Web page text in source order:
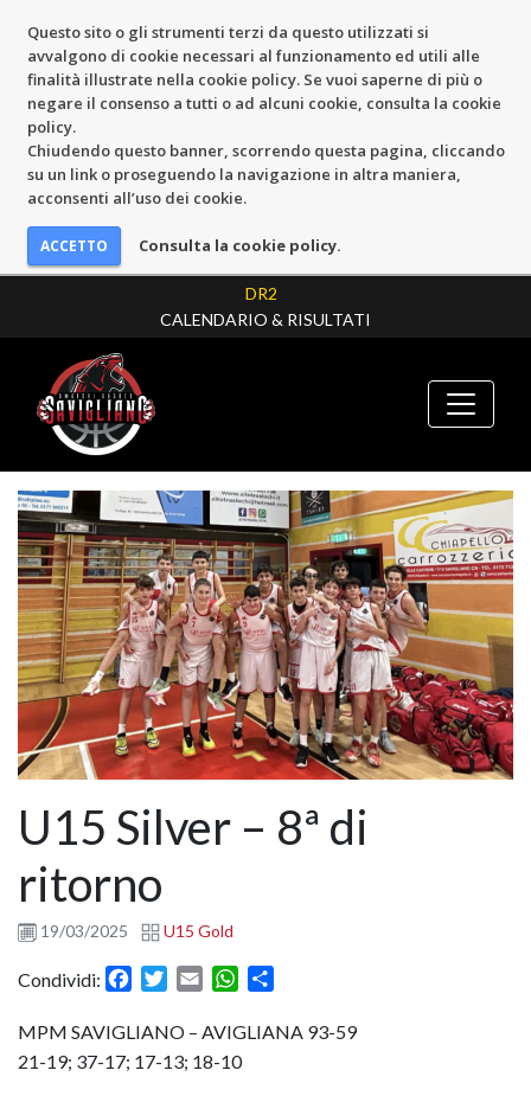
Questo sito o gli strumenti terzi da questo utilizzati si
avvalgono di cookie necessari al funzionamento ed utili alle
finalità illustrate nella cookie policy. Se vuoi saperne di più o
negare il consenso a tutti o ad alcuni cookie, consulta la cookie
policy.
Chiudendo questo banner, scorrendo questa pagina, cliccando
su un link o proseguendo la navigazione in altra maniera,
acconsenti all’uso dei cookie.
Consulta la cookie policy.
DR2
CALENDARIO & RISULTATI
U15 Silver – 8ª di
ritorno
19/03/2025 U15 Gold
Condividi: FacebookTwitter
Email WhatsApp
MPM SAVIGLIANO – AVIGLIANA 93-59
21-19; 37-17; 17-13; 18-10